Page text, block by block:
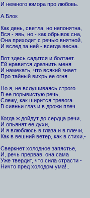
И немного юмора про любовь.
А.Блок
Как день, светла, но непонятна,
Вся - явь, но - как обрывок сна,
Она приходит с речью внятной,
И вслед за ней - всегда весна.
Вот здесь садится и болтает.
Ей нравится дразнить меня
И намекать, что всякий знает
Про тайный вихрь ее огня.
Но я, не вслушиваясь строго
В ее порывистую речь,
Слежу, как ширится тревога
В сияньи глаз и в дрожи плеч.
Когда ж дойдут до сердца речи,
И опьянят ее духи,
И я влюблюсь в глаза и в плечи,
Как в вешний ветер, как в стихи,-
Сверкнет холодное запястье,
И, речь прервав, она сама
Уже твердит, что сила страсти -
Ничто пред холодом ума!..